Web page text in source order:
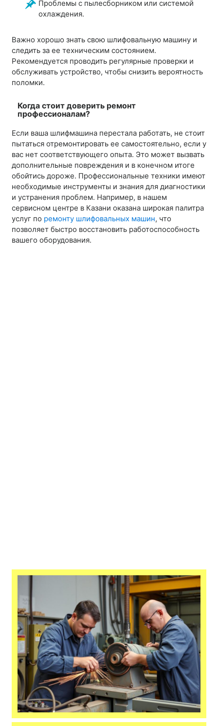
Проблемы с пылесборником или системой
охлаждения.
Важно хорошо знать свою шлифовальную машину и
следить за ее техническим состоянием.
Рекомендуется проводить регулярные проверки и
обслуживать устройство, чтобы снизить вероятность
поломки.
Когда стоит доверить ремонт
профессионалам?
Если ваша шлифмашина перестала работать, не стоит
пытаться отремонтировать ее самостоятельно, если у
вас нет соответствующего опыта. Это может вызвать
дополнительные повреждения и в конечном итоге
обойтись дороже. Профессиональные техники имеют
необходимые инструменты и знания для диагностики
и устранения проблем. Например, в нашем
сервисном центре в Казани оказана широкая палитра
услуг по ремонту шлифовальных машин, что
позволяет быстро восстановить работоспособность
вашего оборудования.